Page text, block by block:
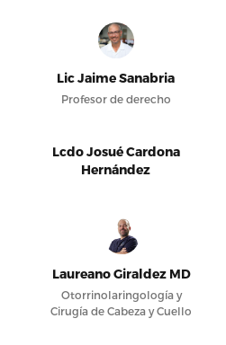
Lic Jaime Sanabria
Profesor de derecho
Lcdo Josué Cardona
Hernández
Laureano Giraldez MD
Otorrinolaringología y
Cirugía de Cabeza y Cuello